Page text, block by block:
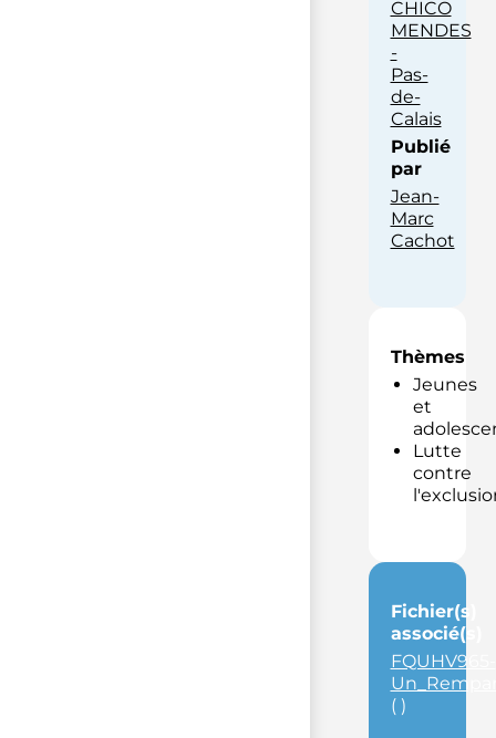
CHICO
MENDES
-
Pas-
de-
Calais
Publié
par
Jean-
Marc
Cachot
Thèmes
Jeunes
et
Lutte
contre
Fichier(s)
associé(s)
FQUHV965-
( )